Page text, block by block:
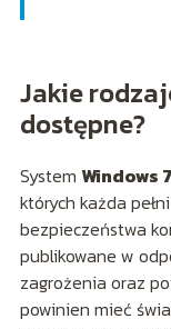
Jakie
dostępne?
System Windows 7
których każda
bezpieczeństwa
publikowane w
zagrożenia oraz
powinien mieć